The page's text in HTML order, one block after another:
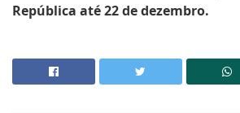
República até 22 de dezembro.